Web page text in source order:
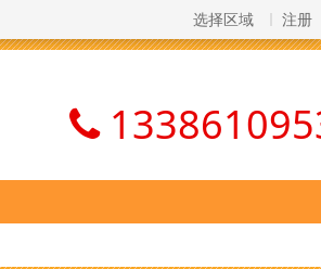
选择区域 注册